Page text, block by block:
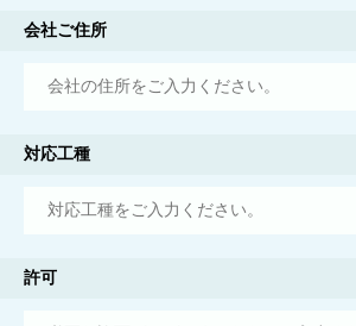
会社ご住所
対応工種
許可